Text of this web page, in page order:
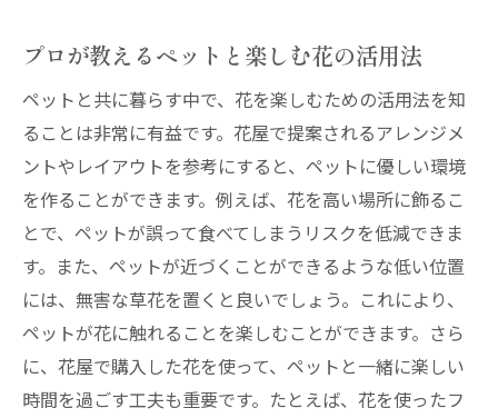
プロが教えるペットと楽しむ花の活用法
ペットと共に暮らす中で、花を楽しむための活用法を知
ることは非常に有益です。花屋で提案されるアレンジメ
ントやレイアウトを参考にすると、ペットに優しい環境
を作ることができます。例えば、花を高い場所に飾るこ
とで、ペットが誤って食べてしまうリスクを低減できま
す。また、ペットが近づくことができるような低い位置
には、無害な草花を置くと良いでしょう。これにより、
ペットが花に触れることを楽しむことができます。さら
に、花屋で購入した花を使って、ペットと一緒に楽しい
時間を過ごす工夫も重要です。たとえば、花を使ったフ